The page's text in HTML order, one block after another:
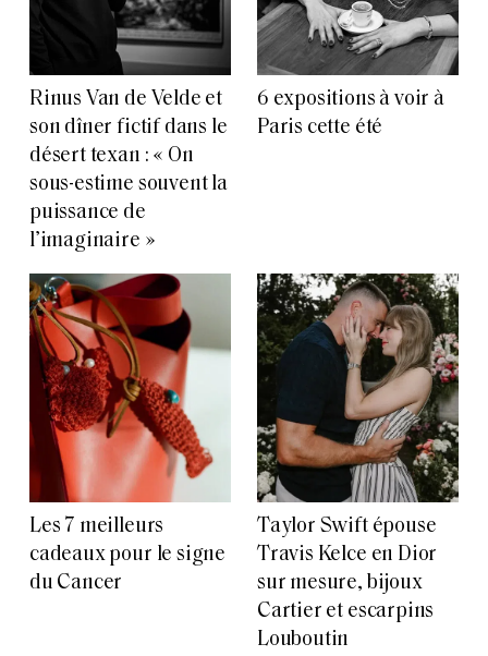
Rinus Van de Velde et
son dîner fictif dans le
désert texan : « On
sous-estime souvent la
puissance de
l’imaginaire »
6 expositions à voir à
Paris cette été
Les 7 meilleurs
cadeaux pour le signe
du Cancer
Taylor Swift épouse
Travis Kelce en Dior
sur mesure, bijoux
Cartier et escarpins
Louboutin